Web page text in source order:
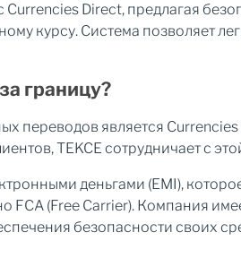
Direct, предлагая
курсу. Система позволяет
границу?
переводов является Currencies
TEKCE сотрудничает с
деньгами (EMI),
(Free Carrier). Компания
безопасности своих